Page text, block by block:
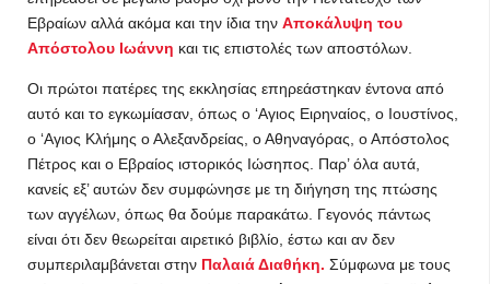
Εβραίων αλλά ακόμα και την ίδια την Αποκάλυψη του
Απόστολου Ιωάννη και τις επιστολές των αποστόλων.
Οι πρώτοι πατέρες της εκκλησίας επηρεάστηκαν έντονα από
αυτό και το εγκωμίασαν, όπως ο ‘Aγιος Ειρηναίος, ο Ιουστίνος,
ο ‘Aγιος Κλήμης ο Αλεξανδρείας, ο Αθηναγόρας, ο Απόστολος
Πέτρος και ο Εβραίος ιστορικός Ιώσηπος. Παρ’ όλα αυτά,
κανείς εξ’ αυτών δεν συμφώνησε με τη διήγηση της πτώσης
των αγγέλων, όπως θα δούμε παρακάτω. Γεγονός πάντως
είναι ότι δεν θεωρείται αιρετικό βιβλίο, έστω και αν δεν
συμπεριλαμβάνεται στην Παλαιά Διαθήκη. Σύμφωνα με τους